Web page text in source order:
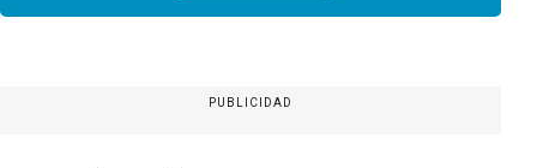
PUBLICIDAD